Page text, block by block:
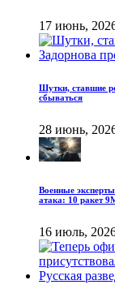
17 июнь,
Шутки, ставшие
сбываться
28 июнь,
Военные
атака: 10 ракет
16 июль,